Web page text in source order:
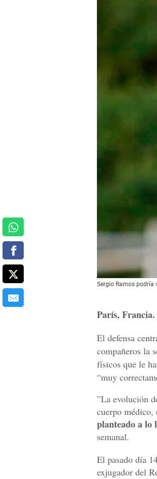
Sergio Ramos podría
París, Francia.
El defensa
compañeros la
físicos que le
“muy
”La evolución
cuerpo médico,
planteado a lo
semanal.
El pasado día
exjugador del